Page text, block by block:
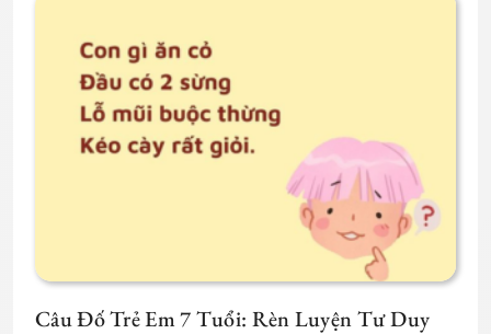
Câu Đố Trẻ Em 7 Tuổi: Rèn Luyện Tư Duy